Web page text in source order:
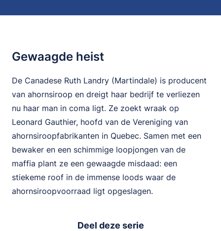
Gewaagde heist
De Canadese Ruth Landry (Martindale) is producent
van ahornsiroop en dreigt haar bedrijf te verliezen
nu haar man in coma ligt. Ze zoekt wraak op
Leonard Gauthier, hoofd van de Vereniging van
ahornsiroopfabrikanten in Quebec. Samen met een
bewaker en een schimmige loopjongen van de
maffia plant ze een gewaagde misdaad: een
stiekeme roof in de immense loods waar de
ahornsiroopvoorraad ligt opgeslagen.
Deel deze serie